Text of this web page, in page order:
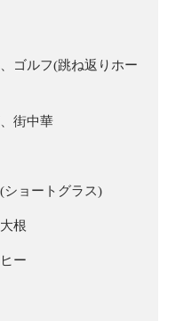
ゴルフ(跳ね返りホー
街中華
ートグラス)
根
ー